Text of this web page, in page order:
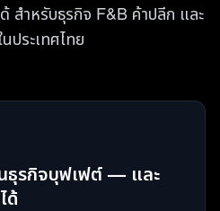
สำหรับธุรกิจ F&B ค้าปลีก และ
ประเทศไทย
ธุรกิจบุฟเฟต์ — และ
ด้